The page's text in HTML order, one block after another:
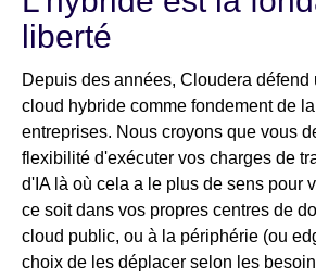
liberté
Depuis des années, Cloudera défend
cloud hybride comme fondement de
entreprises. Nous croyons que vous
flexibilité d'exécuter vos charges de
d'IA là où cela a le plus de sens pour
ce soit dans vos propres centres de
cloud public, ou à la périphérie (ou
choix de les déplacer selon les